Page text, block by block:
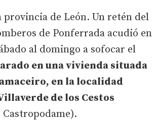
provincia de León. Un retén del
de Ponferrada acudió en
al domingo a sofocar el
en una vivienda situada
en la localidad
de los Cestos